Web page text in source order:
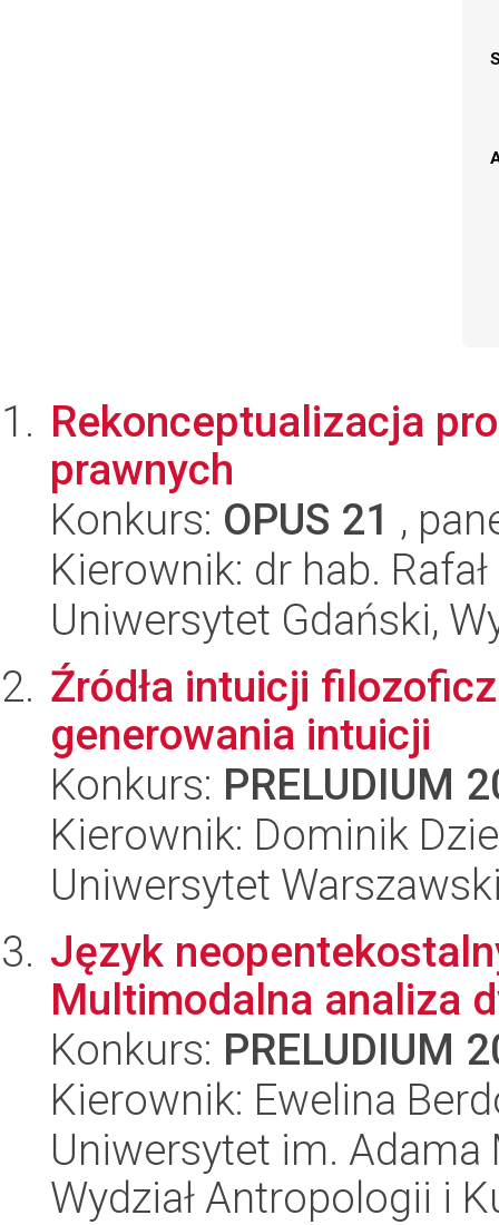
Rekonceptualizacja
prawnych
Konkurs: OPUS 21 ,
Kierownik: dr hab.
Uniwersytet Gdański,
Źródła intuicji
generowania intuicji
Konkurs: PRELUDIUM
Kierownik: Dominik
Uniwersytet
Język
Multimodalna analiza
Konkurs: PRELUDIUM
Kierownik: Ewelina
Uniwersytet im.
Wydział Antropologii i